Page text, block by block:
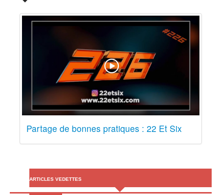
Partage de bonnes pratiques : 22 Et Six
ARTICLES VEDETTES